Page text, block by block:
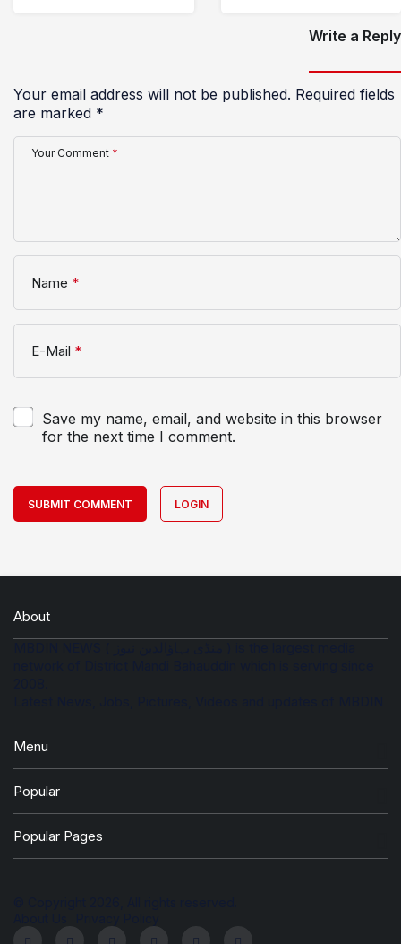
Write a Reply
Your email address will not be published. Required fields
are marked *
Your Comment *
Name *
E-Mail *
Save my name, email, and website in this browser
for the next time I comment.
SUBMIT COMMENT LOGIN
About
Menu
Popular
Popular Pages